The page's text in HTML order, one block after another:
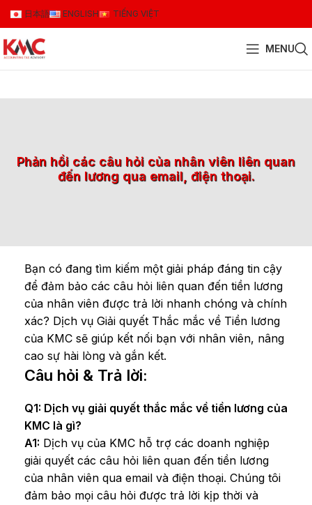
日本語 ENGLISH TIẾNG VIỆT
MENU
Phản hồi các câu hỏi của nhân viên liên quan
đến lương qua email, điện thoại.
Bạn có đang tìm kiếm một giải pháp đáng tin cậy
để đảm bảo các câu hỏi liên quan đến tiền lương
của nhân viên được trả lời nhanh chóng và chính
xác? Dịch vụ Giải quyết Thắc mắc về Tiền lương
của KMC sẽ giúp kết nối bạn với nhân viên, nâng
cao sự hài lòng và gắn kết.
Câu hỏi & Trả lời:
Q1: Dịch vụ giải quyết thắc mắc về tiền lương của
KMC là gì?
A1: Dịch vụ của KMC hỗ trợ các doanh nghiệp
giải quyết các câu hỏi liên quan đến tiền lương
của nhân viên qua email và điện thoại. Chúng tôi
đảm bảo mọi câu hỏi được trả lời kịp thời và